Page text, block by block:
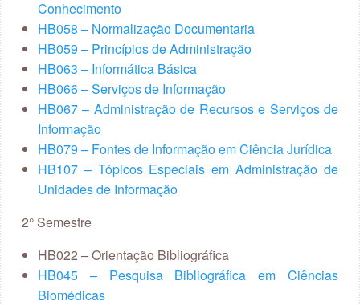
Conhecimento
HB058 – Normalização Documentaria
HB059 – Princípios de Administração
HB063 – Informática Básica
HB066 – Serviços de Informação
HB067 – Administração de Recursos e Serviços de
Informação
HB079 – Fontes de Informação em Ciência Jurídica
HB107 – Tópicos Especiais em Administração de
Unidades de Informação
2° Semestre
HB022 – Orientação Bibliográfica
HB045 – Pesquisa Bibliográfica em Ciências
Biomédicas